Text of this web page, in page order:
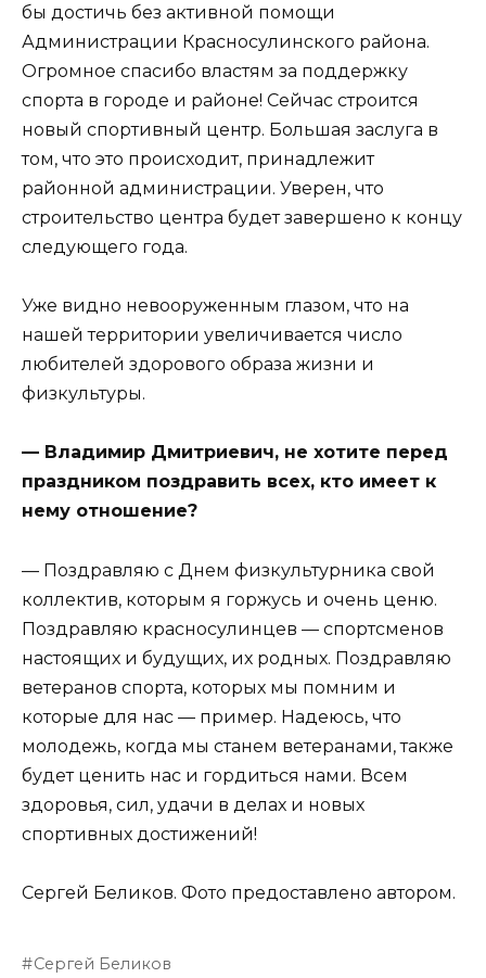
бы достичь без активной помощи
Администрации Красносулинского района.
Огромное спасибо властям за поддержку
спорта в городе и районе! Сейчас строится
новый спортивный центр. Большая заслуга в
том, что это происходит, принадлежит
районной администрации. Уверен, что
строительство центра будет завершено к концу
следующего года.
Уже видно невооруженным глазом, что на
нашей территории увеличивается число
любителей здорового образа жизни и
физкультуры.
— Владимир Дмитриевич, не хотите перед
праздником поздравить всех, кто имеет к
нему отношение?
— Поздравляю с Днем физкультурника свой
коллектив, которым я горжусь и очень ценю.
Поздравляю красносулинцев — спортсменов
настоящих и будущих, их родных. Поздравляю
ветеранов спорта, которых мы помним и
которые для нас — пример. Надеюсь, что
молодежь, когда мы станем ветеранами, также
будет ценить нас и гордиться нами. Всем
здоровья, сил, удачи в делах и новых
спортивных достижений!
Сергей Беликов. Фото предоставлено автором.
Сергей Беликов